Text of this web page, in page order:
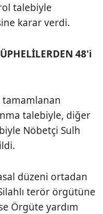
talebiyle
karar verdi.
48'i
tamamlanan
talebiyle, diğer
Nöbetçi Sulh
düzeni ortadan
terör örgütüne
Örgüte yardım